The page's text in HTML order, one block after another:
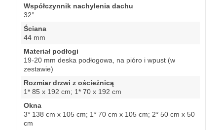
Współczynnik nachylenia dachu
32°
Ściana
44 mm
Materiał podłogi
19-20 mm deska podłogowa, na pióro i wpust (w
zestawie)
Rozmiar drzwi z ościeżnicą
1* 85 x 192 cm; 1* 70 x 192 cm
Okna
3* 138 cm x 105 cm; 1* 70 cm x 105 cm; 2* 50 cm x 50
cm